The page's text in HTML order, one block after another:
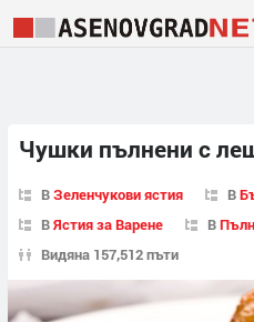
Чушки пълнени с
ВЗеленчукови ястия В
ВЯстия за Варене В
Видяна 157,512 пъти